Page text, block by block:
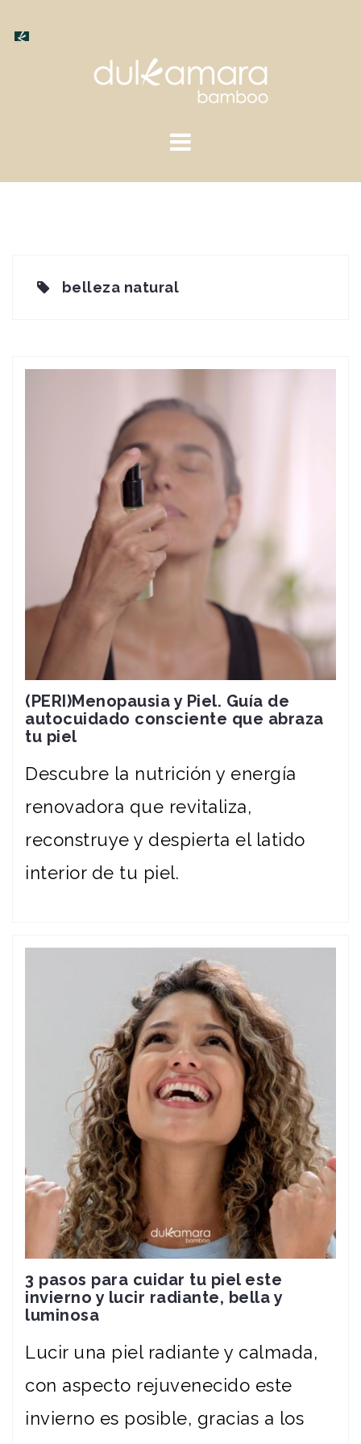
belleza natural
(PERI)Menopausia y Piel. Guía de
autocuidado consciente que abraza
tu piel
Descubre la nutrición y energía
renovadora que revitaliza,
reconstruye y despierta el latido
interior de tu piel.
3 pasos para cuidar tu piel este
invierno y lucir radiante, bella y
luminosa
Lucir una piel radiante y calmada,
con aspecto rejuvenecido este
invierno es posible, gracias a los